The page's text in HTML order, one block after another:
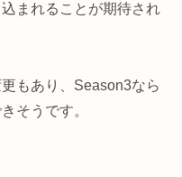
まれることが期待され
もあり、Season3なら
そうです。